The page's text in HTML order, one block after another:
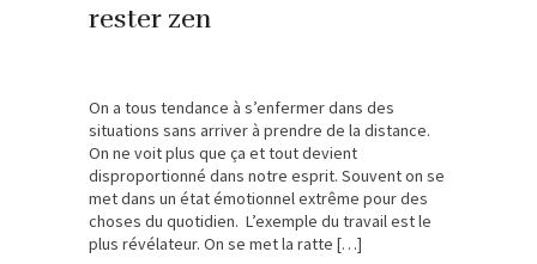
rester zen
On a tous tendance à s’enfermer dans des
situations sans arriver à prendre de la distance.
On ne voit plus que ça et tout devient
disproportionné dans notre esprit. Souvent on se
met dans un état émotionnel extrême pour des
choses du quotidien. L’exemple du travail est le
plus révélateur. On se met la ratte […]